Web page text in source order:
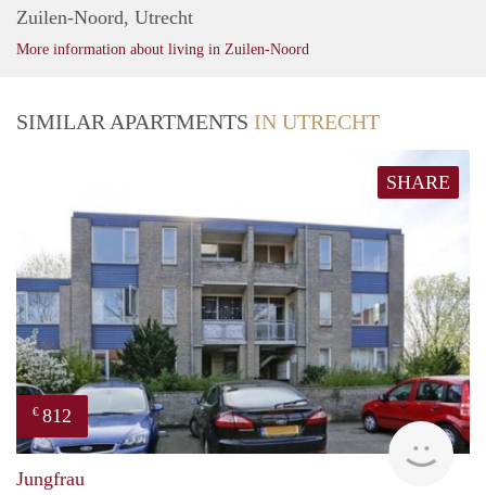
Zuilen-Noord, Utrecht
More information about living in Zuilen-Noord
SIMILAR APARTMENTS IN UTRECHT
SHARE
€ 812
Jungfrau